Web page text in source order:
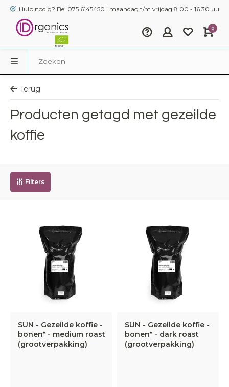
Hulp nodig? Bel 075 6145450 | maandag t/m vrijdag 8.00 - 16.30 uur
0
Terug
Producten getagd met gezeilde
koffie
Filters
SUN - Gezeilde koffie -
bonen* - medium roast
(grootverpakking)
SUN - Gezeilde koffie -
bonen* - dark roast
(grootverpakking)